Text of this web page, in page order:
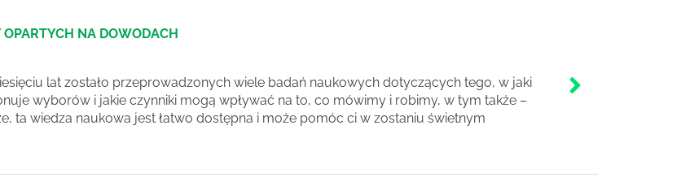
NA DOWODACH
lat zostało przeprowadzonych wiele badań naukowych dotyczących tego, w jaki
wyborów i jakie czynniki mogą wpływać na to, co mówimy i robimy, w tym także –
ta wiedza naukowa jest łatwo dostępna i może pomóc ci w zostaniu świetnym